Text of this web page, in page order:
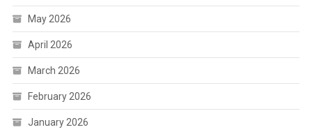
May 2026
April 2026
March 2026
February 2026
January 2026